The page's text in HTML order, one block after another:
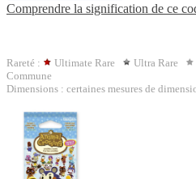
Comprendre la signification de ce
Rareté : Ultimate Rare Ultra Rare
Commune
Dimensions : certaines mesures de